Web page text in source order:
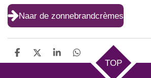
Naar de zonnebrandcrèmes
D
e
D
e
S
h
D
e
TOP